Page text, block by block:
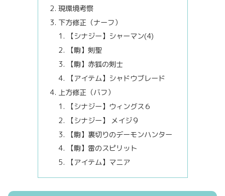
現環境考察
下方修正（ナーフ）
【シナジー】シャーマン(4)
【駒】剣聖
【駒】赤狐の剣士
【アイテム】シャドウブレード
上方修正（バフ）
【シナジー】ウィングス６
【シナジー】 メイジ９
【駒】裏切りのデーモンハンター
【駒】雷のスピリット
【アイテム】マニア